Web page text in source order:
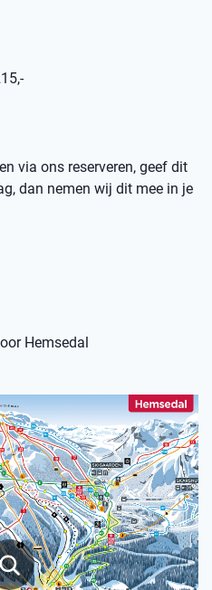
via ons reserveren, geef dit
dan nemen wij dit mee in je
Hemsedal